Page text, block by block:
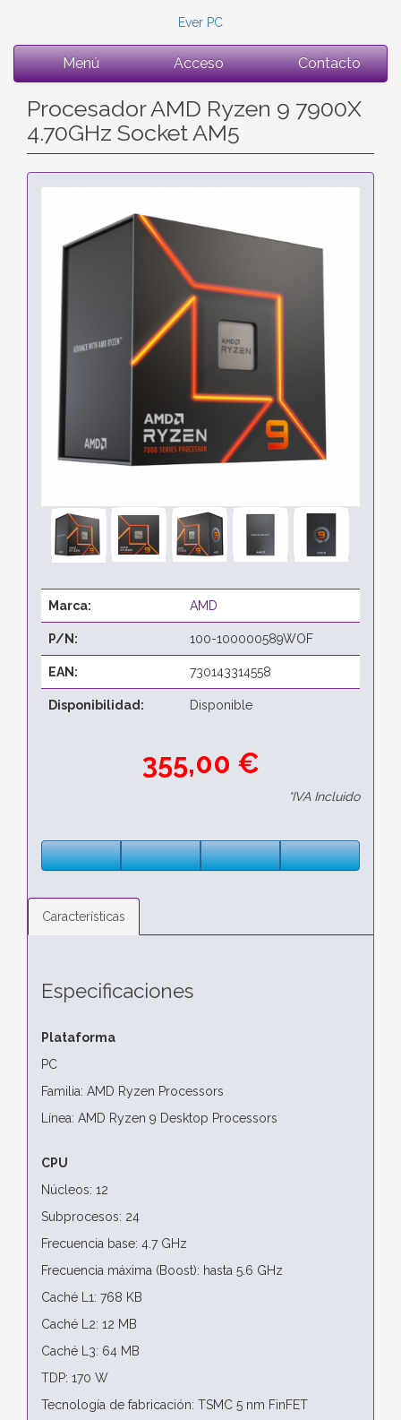
Ever PC
Menú Acceso Contacto
Procesador AMD Ryzen 9 7900X
4.70GHz Socket AM5
Marca: AMD
P/N: 100-100000589WOF
EAN: 730143314558
Disponibilidad: Disponible
355,00 €
*IVA Incluido
Características
Especificaciones
Plataforma
PC
Familia: AMD Ryzen Processors
Línea: AMD Ryzen 9 Desktop Processors
CPU
Núcleos: 12
Subprocesos: 24
Frecuencia base: 4.7 GHz
Frecuencia máxima (Boost): hasta 5.6 GHz
Caché L1: 768 KB
Caché L2: 12 MB
Caché L3: 64 MB
TDP: 170 W
Tecnología de fabricación: TSMC 5 nm FinFET